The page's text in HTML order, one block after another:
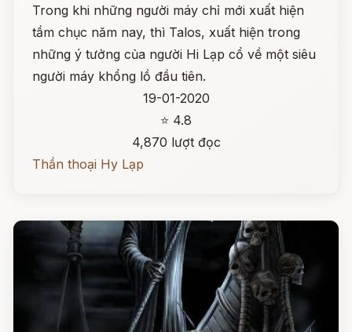
Trong khi những người máy chỉ mới xuất hiện
tầm chục năm nay, thì Talos, xuất hiện trong
những ý tưởng của người Hi Lạp cổ về một siêu
người máy khổng lồ đầu tiên.
19-01-2020
⭐ 4.8
4,870 lượt đọc
Thần thoại Hy Lạp